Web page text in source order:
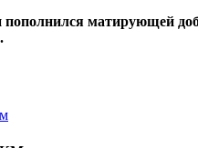
матирующей